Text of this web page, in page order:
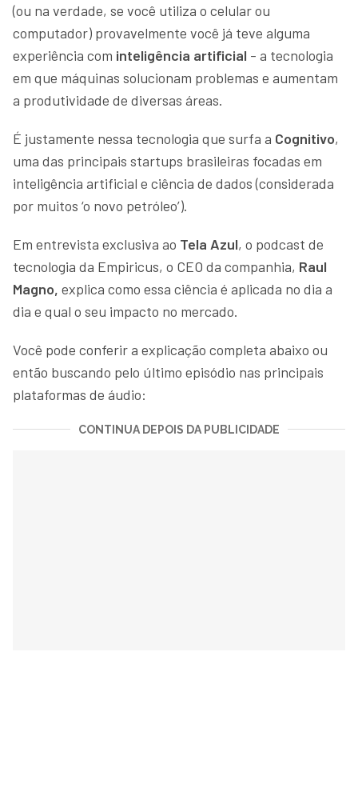
(ou na verdade, se você utiliza o celular ou
computador) provavelmente você já teve alguma
experiência com inteligência artificial - a tecnologia
em que máquinas solucionam problemas e aumentam
a produtividade de diversas áreas.
É justamente nessa tecnologia que surfa a Cognitivo,
uma das principais startups brasileiras focadas em
inteligência artificial e ciência de dados (considerada
por muitos ‘o novo petróleo’).
Em entrevista exclusiva ao Tela Azul, o podcast de
tecnologia da Empiricus, o CEO da companhia, Raul
Magno, explica como essa ciência é aplicada no dia a
dia e qual o seu impacto no mercado.
Você pode conferir a explicação completa abaixo ou
então buscando pelo último episódio nas principais
plataformas de áudio:
CONTINUA DEPOIS DA PUBLICIDADE